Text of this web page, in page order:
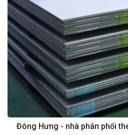
Đông Hưng - nhà phân phối